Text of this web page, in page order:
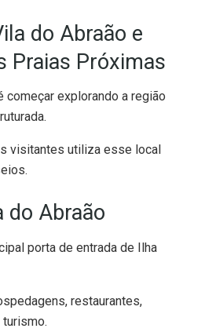
do Abraão e
Praias Próximas
começar explorando a região
visitantes utiliza esse local
do Abraão
porta de entrada de Ilha
restaurantes,